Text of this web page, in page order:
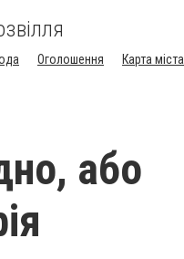
Оголошення Карта міста
або